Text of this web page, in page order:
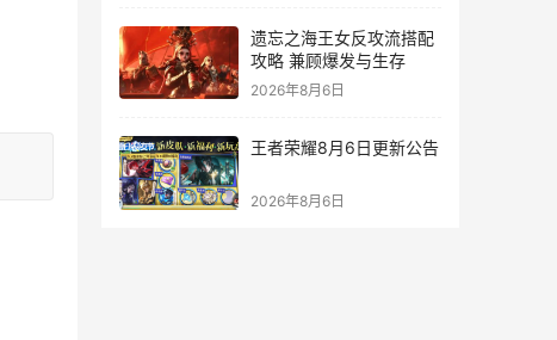
遗忘之海王女反攻流搭配
攻略 兼顾爆发与生存
2026年8月6日
王者荣耀8月6日更新公告
2026年8月6日